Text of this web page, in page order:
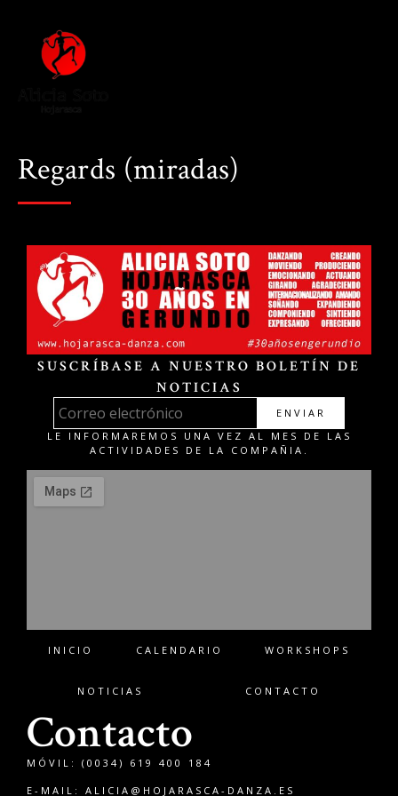
Regards (miradas)
SUSCRÍBASE A NUESTRO BOLETÍN DE
NOTICIAS
ENVIAR
LE INFORMAREMOS UNA VEZ AL MES DE LAS
ACTIVIDADES DE LA COMPAÑIA.
INICIO CALENDARIO WORKSHOPS
NOTICIAS CONTACTO
Contacto
MÓVIL: (0034) 619 400 184
E-MAIL: ALICIA@HOJARASCA-DANZA.ES